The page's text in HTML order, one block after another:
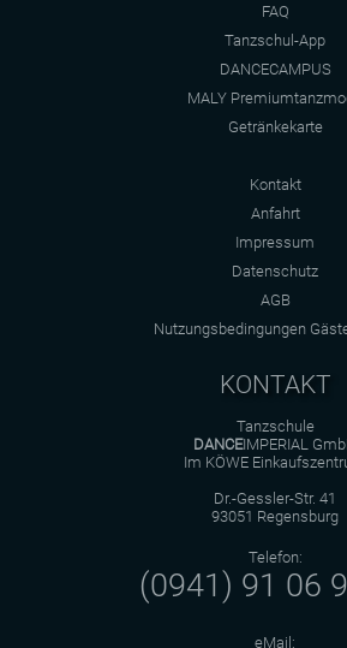
FAQ
Tanzschul-App
DANCECAMPUS
MALY
Getränkekarte
Kontakt
Anfahrt
Impressum
Datenschutz
AGB
Nutzungsbedingungen
KONTAKT
Tanzschule
DANCEIMPERIAL
Im KÖWE
Dr.-Gessler-Str. 41
93051 Regensburg
Telefon:
(0941) 91 06
eMail: